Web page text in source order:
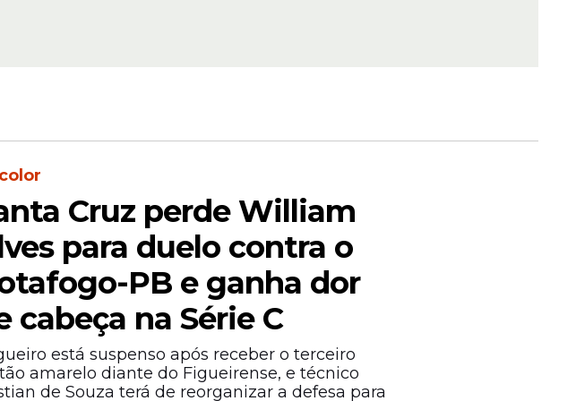
camisa portuguesa,
maior artilheiro por seleções
Cruz perde William
para duelo contra o
PB e ganha dor
cabeça na Série C
está suspenso após receber o terceiro
amarelo diante do Figueirense, e técnico
de Souza terá de reorganizar a defesa para